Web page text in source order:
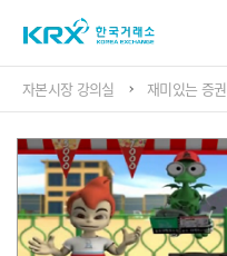
자본시장 강의실 재미있는 증